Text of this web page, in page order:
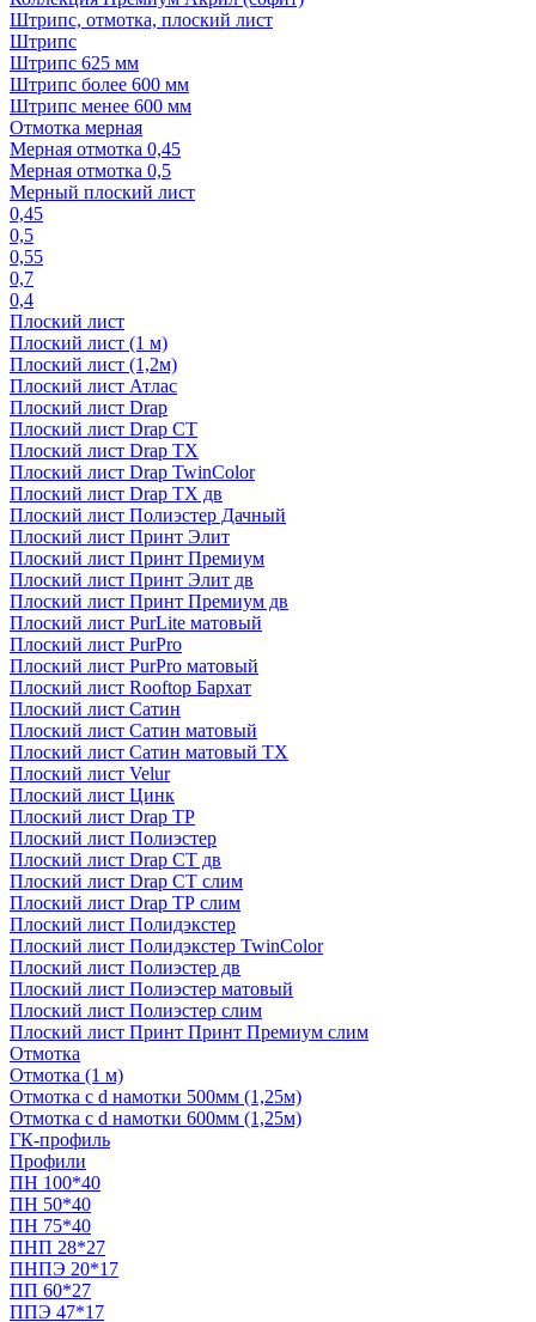
Штрипс, отмотка, плоский лист
Штрипс
Штрипс 625 мм
Штрипс более 600 мм
Штрипс менее 600 мм
Отмотка мерная
Мерная отмотка 0,45
Мерная отмотка 0,5
Мерный плоский лист
0,45
0,5
0,55
0,7
0,4
Плоский лист
Плоский лист (1 м)
Плоский лист (1,2м)
Плоский лист Атлас
Плоский лист Drap
Плоский лист Drap СТ
Плоский лист Drap TX
Плоский лист Drap TwinColor
Плоский лист Drap ТХ дв
Плоский лист Полиэстер Дачный
Плоский лист Принт Элит
Плоский лист Принт Премиум
Плоский лист Принт Элит дв
Плоский лист Принт Премиум дв
Плоский лист PurLite матовый
Плоский лист PurPro
Плоский лист PurPro матовый
Плоский лист Rooftop Бархат
Плоский лист Сатин
Плоский лист Сатин матовый
Плоский лист Сатин матовый TX
Плоский лист Velur
Плоский лист Цинк
Плоский лист Drap ТР
Плоский лист Полиэстер
Плоский лист Drap СТ дв
Плоский лист Drap СТ слим
Плоский лист Drap ТР слим
Плоский лист Полидэкстер
Плоский лист Полидэкстер TwinColor
Плоский лист Полиэстер дв
Плоский лист Полиэстер матовый
Плоский лист Полиэстер слим
Плоский лист Принт Принт Премиум слим
Отмотка
Отмотка (1 м)
Отмотка с d намотки 500мм (1,25м)
Отмотка с d намотки 600мм (1,25м)
ГК-профиль
Профили
ПН 100*40
ПН 50*40
ПН 75*40
ПНП 28*27
ПНПЭ 20*17
ПП 60*27
ППЭ 47*17